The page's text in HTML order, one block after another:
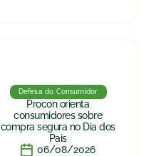
Defesa do Consumidor
Procon orienta
consumidores sobre
compra segura no Dia dos
Pais
06/08/2026